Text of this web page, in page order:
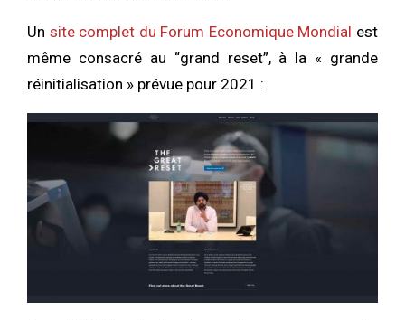
Un site complet du Forum Economique Mondial est
même consacré au “grand reset”, à la « grande
réinitialisation » prévue pour 2021 :